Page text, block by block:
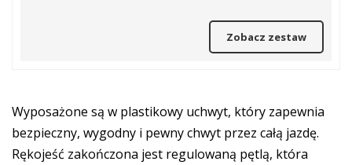
Zobacz zestaw
Wyposażone są w plastikowy uchwyt, który zapewnia
bezpieczny, wygodny i pewny chwyt przez całą jazdę.
Rękojeść zakończona jest regulowaną pętlą, która